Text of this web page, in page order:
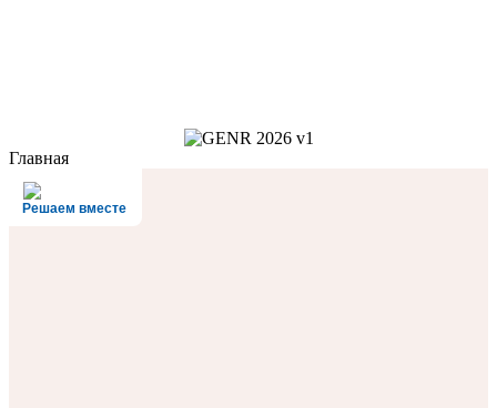
Главная
Решаем вместе